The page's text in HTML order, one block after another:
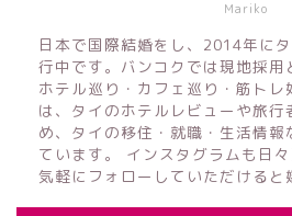
Mariko
日本で国際結婚をし、2014年に
行中です。バンコクでは現地採用
ホテル巡り・カフェ巡り・筋トレ
は、タイのホテルレビューや旅行
め、タイの移住・就職・生活情報
ています。 インスタグラムも日々
気軽にフォローしていただけると